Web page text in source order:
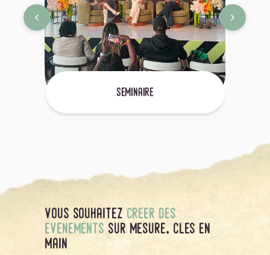
seminaire
vous souhaitez creer des
evenements sur mesure, cles en
main